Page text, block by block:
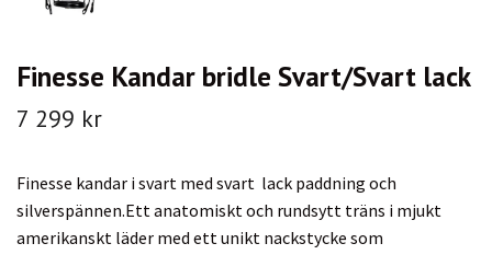
Finesse Kandar bridle Svart/Svart lack
7 299 kr
Finesse kandar i svart med svart lack paddning och
silverspännen.Ett anatomiskt och rundsytt träns i mjukt
amerikanskt läder med ett unikt nackstycke som